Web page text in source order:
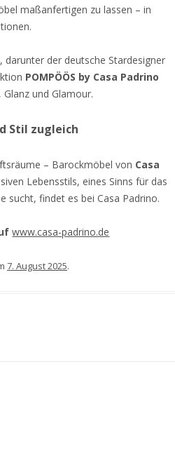
maßanfertigen zu lassen – in
der deutsche Stardesigner
POMPÖÖS by Casa Padrino
und Glamour.
Stil zugleich
– Barockmöbel von Casa
Lebensstils, eines Sinns für das
sucht, findet es bei Casa Padrino.
www.casa-padrino.de
7. August 2025.